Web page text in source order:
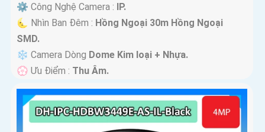
⚙ Công Nghệ Camera : IP.
🌜 Nhìn Ban Đêm : Hồng Ngoại 30m Hồng Ngoại
SMD.
❄ Camera Dòng Dome Kim loại + Nhựa.
️💮 Ưu Điểm : Thu Âm.